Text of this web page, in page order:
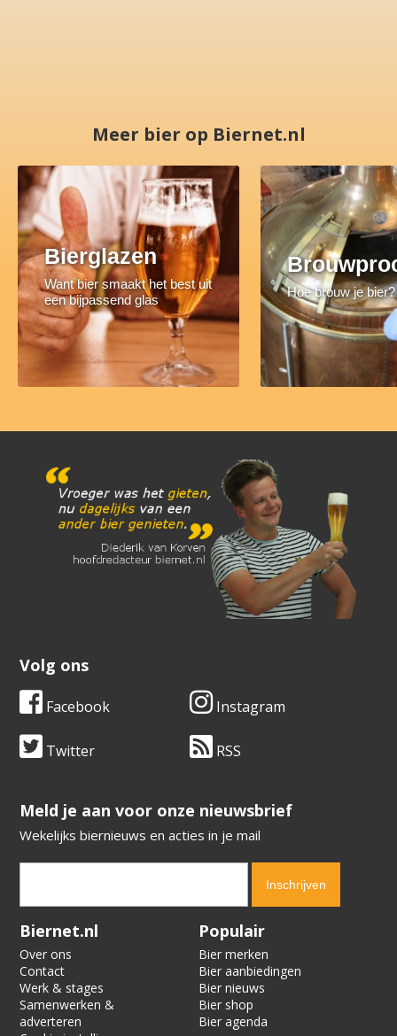
Meer bier op Biernet.nl
Bierglazen
Want bier smaakt het best uit
een bijpassend glas
Hoe brouw je bier?
Volg ons
Facebook Instagram
Twitter RSS
​​​​​​​Meld je aan voor onze nieuwsbrief
Wekelijks biernieuws en acties in je mail
Verification code:
Biernet.nl
Over ons
Contact
Werk & stages
Samenwerken &
adverteren
Populair
Bier merken
Bier aanbiedingen
Bier nieuws
Bier shop
Bier agenda